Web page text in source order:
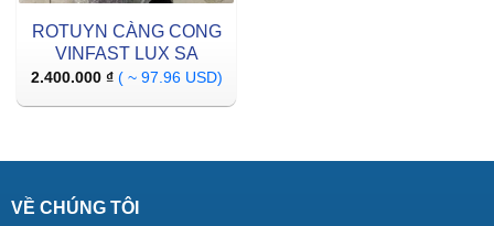
ROTUYN CÀNG CONG
VINFAST LUX SA
2.400.000 ₫ ( ~ 97.96 USD)
VỀ CHÚNG TÔI